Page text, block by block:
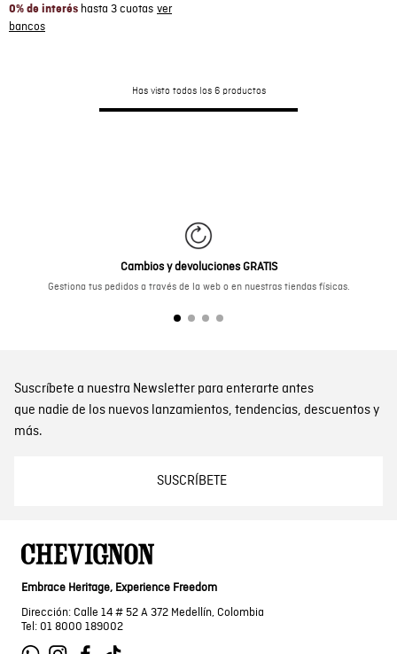
0% de interés hasta 3 cuotas
Has visto todos los 6productos
Cambios y devoluciones GRATIS
Gestiona tus pedidos a través de la web o en nuestras tiendas físicas.
Suscríbete a nuestra Newsletter para enterarte antes
que nadie de los nuevos lanzamientos, tendencias, descuentos y
más.
SUSCRÍBETE
Embrace Heritage, Experience Freedom
Dirección: Calle 14 # 52 A 372 Medellín, Colombia
Tel: 01 8000 189002